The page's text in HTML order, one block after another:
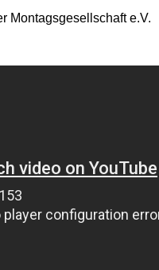
Montagsgesellschaft e.V.